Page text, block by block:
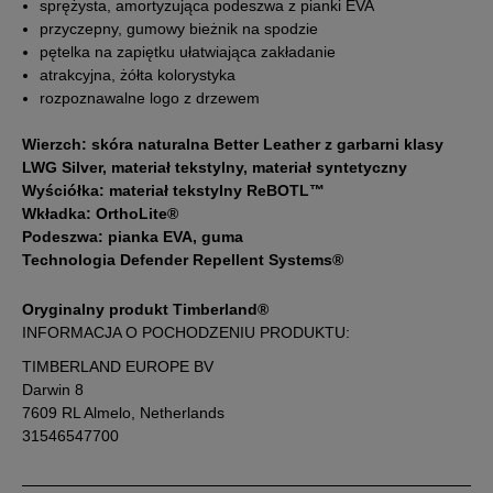
44 28 cm Powiadom o dostępności
45 29 cm Powiadom o dostępności
45,5 29,5 cm
46 30 cm
47,5 31 cm
Podane w centymetrach wymiary dotyczą długości stopy.
sprężysta, amortyzująca podeszwa z pianki EVA
przyczepny, gumowy bieżnik na spodzie
pętelka na zapiętku ułatwiająca zakładanie
atrakcyjna, żółta kolorystyka
rozpoznawalne logo z drzewem
Wierzch: skóra naturalna Better Leather z garbarni klasy
LWG Silver, materiał tekstylny, materiał syntetyczny
Wyściółka: materiał tekstylny ReBOTL™
Wkładka: OrthoLite®
Podeszwa: pianka EVA, guma
Technologia Defender Repellent Systems®
Oryginalny produkt Timberland®
INFORMACJA O POCHODZENIU PRODUKTU:
TIMBERLAND EUROPE BV
Darwin 8
7609 RL Almelo, Netherlands
31546547700